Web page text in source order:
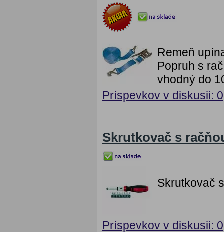
Remeň
Popruh s
vhodný do
Príspevkov v diskusii: 0
Skrutkovač s
Skrutkovač
Príspevkov v diskusii: 0